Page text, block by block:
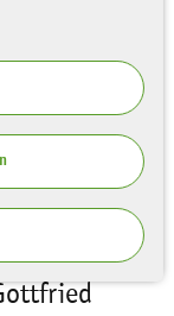
die